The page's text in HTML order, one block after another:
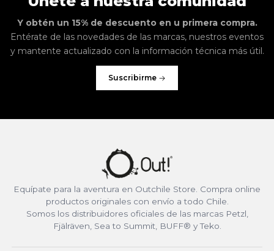
Y obtén un 15% de descuento en u primera compra.
Entérate de las novedades de las marcas, nuestros eventos
y mantente actualizado con la información técnica más útil.
Suscribirme
Equípate para la aventura en Outchile Store. Compra online
productos originales con envío a todo Chile.
Somos los distribuidores oficiales de las marcas Petzl,
Fjälräven, Sea to Summit, BUFF® y Teko.